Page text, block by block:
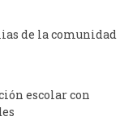
de la comunidad
escolar con